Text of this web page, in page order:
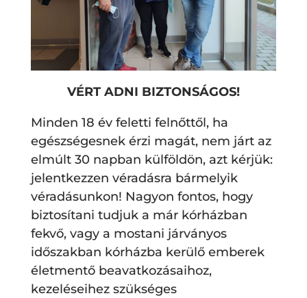
VÉRT ADNI BIZTONSÁGOS!
Minden 18 év feletti felnőttől, ha
egészségesnek érzi magát, nem járt az
elmúlt 30 napban külföldön, azt kérjük:
jelentkezzen véradásra bármelyik
véradásunkon! Nagyon fontos, hogy
biztosítani tudjuk a már kórházban
fekvő, vagy a mostani járványos
időszakban kórházba kerülő emberek
életmentő beavatkozásaihoz,
kezeléseihez szükséges